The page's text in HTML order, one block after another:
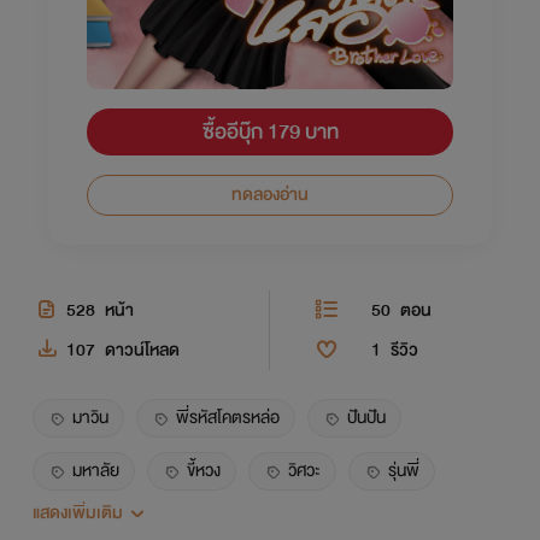
ซื้ออีบุ๊ก 179 บาท
ทดลองอ่าน
528 หน้า 50 ตอน
107 ดาวน์โหลด 1 รีวิว
มาวิน พี่รหัสโคตรหล่อ
ปันปัน
มหาลัย
ขี้หวง วิศวะ
รุ่นพี่
รุ่นน้อง
แสดงเพิ่มเติม